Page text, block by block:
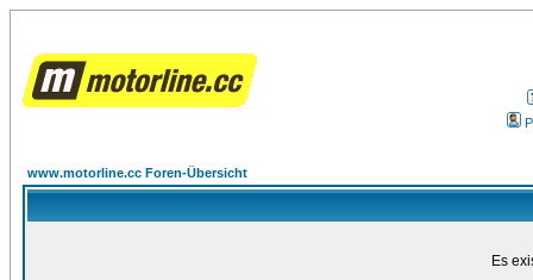
www.motorline.cc Foren-Übersicht
Es